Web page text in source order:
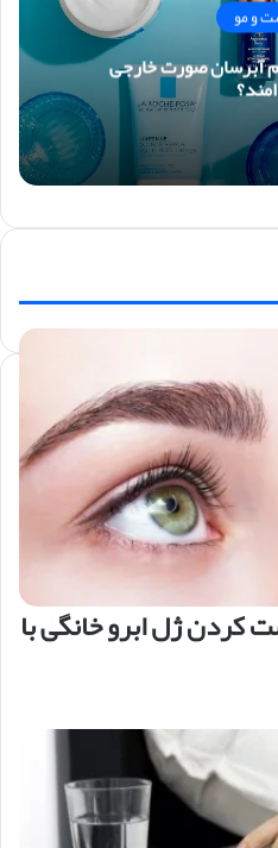
و مو
آبرسان صورت خارجی
کردن ژل ابرو خانگی با